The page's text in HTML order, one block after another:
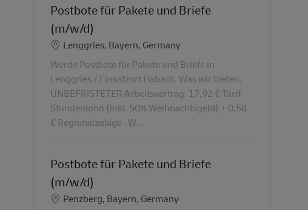
Postbote für Pakete und Briefe
(m/w/d)
Standort
Lenggries, Bayern, Germany
Werde Postbote für Pakete und Briefe in
Lenggries / Einsatzort Habach. Was wir bieten.
UNBEFRISTETER Arbeitsvertrag. 17,92 € Tarif-
Stundenlohn (inkl. 50% Weihnachtsgeld) + 0,58
€ Regionalzulage . W...
Postbote für Pakete und Briefe
(m/w/d)
Standort
Penzberg, Bayern, Germany